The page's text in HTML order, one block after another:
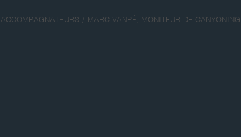
ACCOMPAGNATEURS MARC VANPÉ, MONITEUR DE